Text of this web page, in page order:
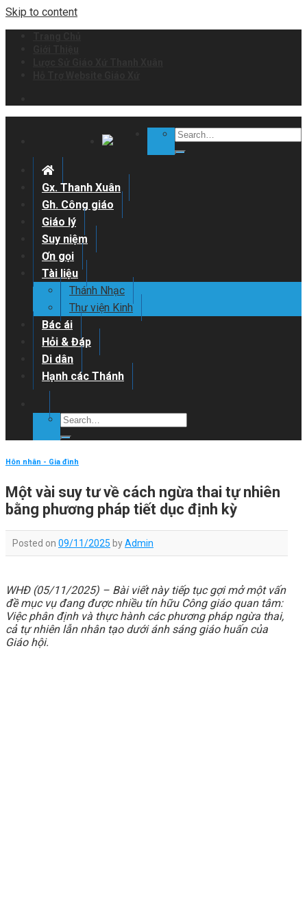
Skip to content
Gx. Thanh Xuân
Gh. Công giáo
Giáo lý
Suy niệm
Ơn gọi
Tài liệu
Thánh Nhạc
Thư viện Kinh
Bác ái
Hỏi & Đáp
Di dân
Hạnh các Thánh
Hôn nhân - Gia đình
Một vài suy tư về cách ngừa thai tự nhiên
bằng phương pháp tiết dục định kỳ
Posted on 09/11/2025 byAdmin
WHĐ (05/11/2025) – Bài viết này tiếp tục gợi mở một vấn
đề mục vụ đang được nhiều tín hữu Công giáo quan tâm:
Việc phân định và thực hành các phương pháp ngừa thai,
cả tự nhiên lẫn nhân tạo dưới ánh sáng giáo huấn của
Giáo hội.